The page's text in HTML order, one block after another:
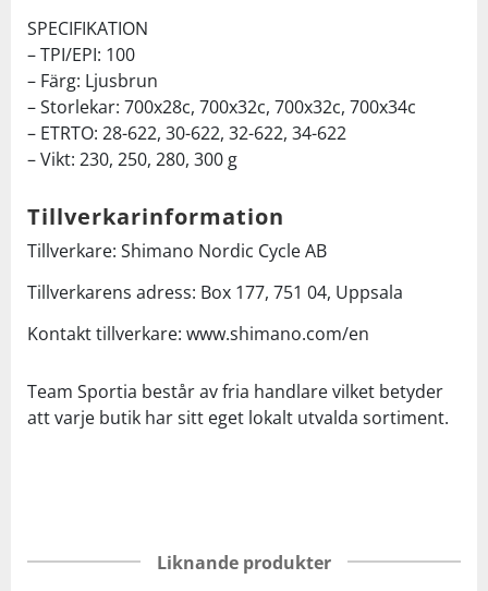
SPECIFIKATION
– TPI/EPI: 100
– Färg: Ljusbrun
– Storlekar: 700x28c, 700x32c, 700x32c, 700x34c
– ETRTO: 28-622, 30-622, 32-622, 34-622
– Vikt: 230, 250, 280, 300 g
Tillverkarinformation
Tillverkare: Shimano Nordic Cycle AB
Tillverkarens adress: Box 177, 751 04, Uppsala
Kontakt tillverkare: www.shimano.com/en
Team Sportia består av fria handlare vilket betyder
att varje butik har sitt eget lokalt utvalda sortiment.
Liknande produkter